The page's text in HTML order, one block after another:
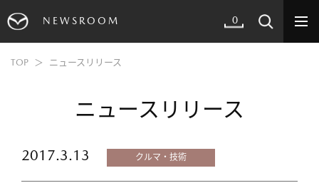
NEWSROOM 0
TOP ニュースリリース
ニュースリリース
2017.3.13 クルマ・技術